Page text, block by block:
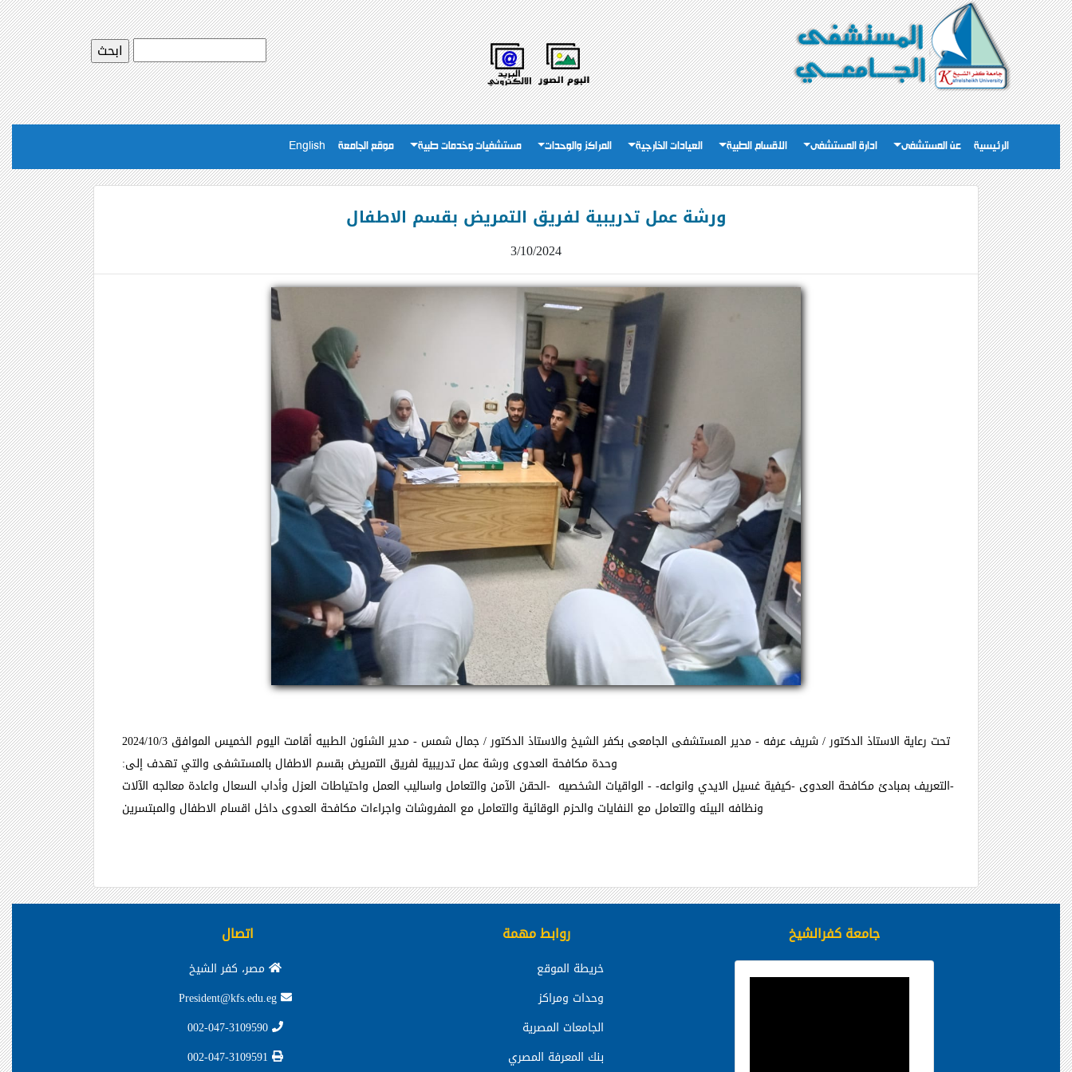
الرئيسية عن المستشفى ادارة المستشفى الاقسام الطبية العيادات الخارجية المراكز والوحدات مستشفيات وخدمات طبية موقع الجامعة English
ورشة عمل تدريبية لفريق التمريض بقسم الاطفال
3/10/2024
تحت رعاية الاستاذ الدكتور / شريف عرفه - مدير المستشفى الجامعى بكفر الشيخ والاستاذ الدكتور / جمال شمس - مدير الشئون الطبيه أقامت اليوم الخميس الموافق 2024/10/3
وحدة مكافحة العدوى ورشة عمل تدريبية لفريق التمريض بقسم الاطفال بالمستشفى والتي تهدف إلى:
-التعريف بمبادئ مكافحة العدوى -كيفية غسيل الايدي وانواعه- - الواقيات الشخصيه -الحقن الآمن والتعامل واساليب العمل واحتياطات العزل وأداب السعال واعادة معالجه الآلات
ونظافه البيئه والتعامل مع النفايات والحزم الوقائية والتعامل مع المفروشات واجراءات مكافحة العدوى داخل اقسام الاطفال والمبتسرين
جامعة كفرالشيخ روابط مهمة
خريطة الموقع
وحدات ومراكز
الجامعات المصرية
بنك المعرفة المصري
اتصال
مصر، كفر الشيخ